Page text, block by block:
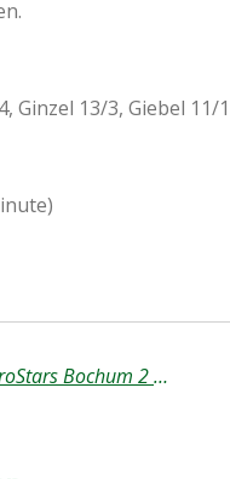
Ginzel 13/3, Giebel
19.01.2014 SEG Damen – AstroStars Bochum 2 72:55 (53:29)